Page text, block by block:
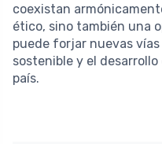
coexistan
ético, sino también una
puede forjar nuevas
sostenible y el
país.